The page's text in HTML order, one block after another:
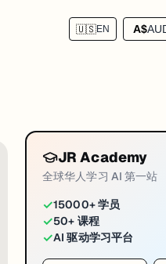
🇺🇸EN A$
JR Academy
全球华人学习 AI 第一站
✓15000+ 学员
✓50+ 课程
✓AI 驱动学习平台